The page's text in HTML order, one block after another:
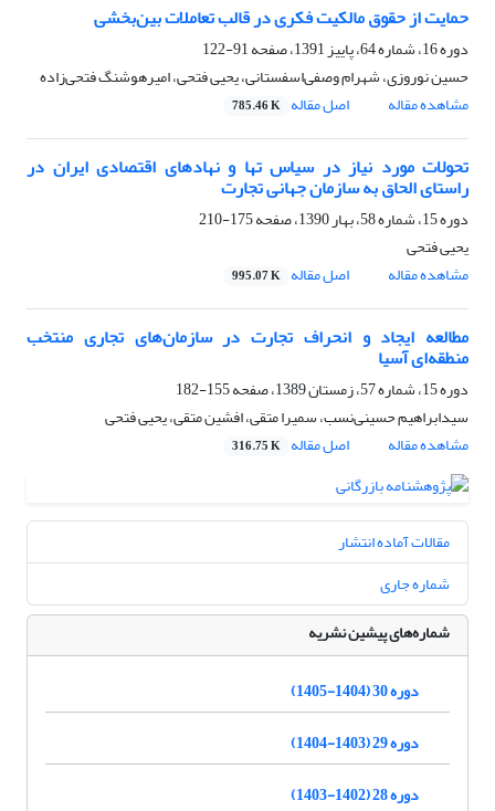
حمایت از حقوق مالکیت فکری در قالب تعاملات بین‌بخشی
دوره 16، شماره 64، پاییز 1391، صفحه
91-122
حسین نوروزی، شهرام وصفی‌اسفستانی، یحیی فتحی، امیرهوشنگ فتحی‌زاده
مشاهده مقاله
اصل مقاله 785.46 K
تحولات مورد نیاز در سیاس تها و نهادهای اقتصادی ایران در
راستای الحاق به سازمان جهانی تجارت
دوره 15، شماره 58، بهار 1390، صفحه
175-210
یحیی فتحی
مشاهده مقاله
اصل مقاله 995.07 K
مطالعه ایجاد و انحراف تجارت در سازمان‌های تجاری منتخب
منطقه‌ای آسیا
دوره 15، شماره 57، زمستان 1389، صفحه
155-182
سیدابراهیم حسینی‌نسب، سمیرا متقی، افشین متقی، یحیی فتحی
مشاهده مقاله
اصل مقاله 316.75 K
مقالات آماده انتشار
شماره جاری
شماره‌های پیشین نشریه
دوره 30 (1404-1405)
دوره 29 (1403-1404)
دوره 28 (1402-1403)